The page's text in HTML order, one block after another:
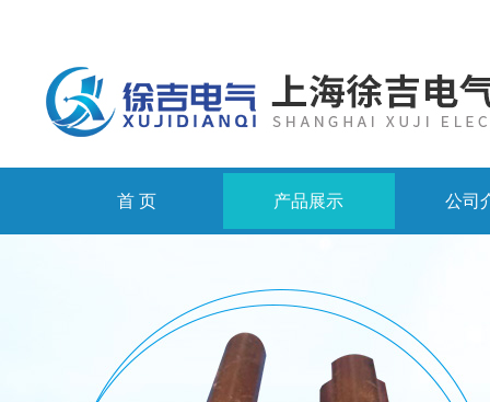
首 页 产品展示 公司